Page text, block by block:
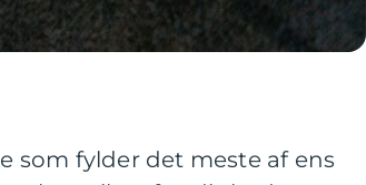
som fylder det meste af ens